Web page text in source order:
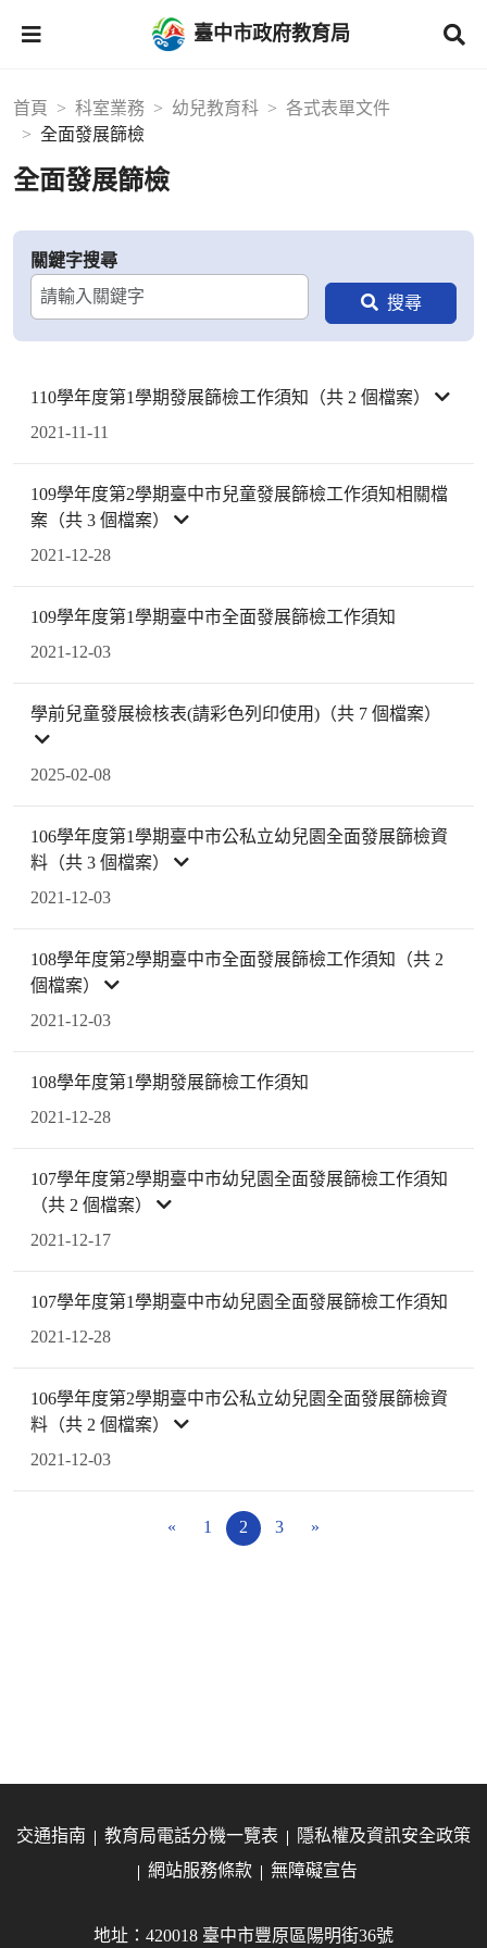
臺中市政府教育局
首頁 科室業務 幼兒教育科
各式表單文件
全面發展篩檢
全面發展篩檢
關鍵字搜尋
110學年度第1學期發展篩檢工作須知（共 2 個檔案）
2021-11-11
109學年度第2學期臺中市兒童發展篩檢工作須知相關檔
案（共 3 個檔案）
2021-12-28
109學年度第1學期臺中市全面發展篩檢工作須知
2021-12-03
學前兒童發展檢核表(請彩色列印使用)（共 7 個檔案）
2025-02-08
106學年度第1學期臺中市公私立幼兒園全面發展篩檢資
料（共 3 個檔案）
2021-12-03
108學年度第2學期臺中市全面發展篩檢工作須知（共 2
個檔案）
2021-12-03
108學年度第1學期發展篩檢工作須知
2021-12-28
107學年度第2學期臺中市幼兒園全面發展篩檢工作須知
（共 2 個檔案）
2021-12-17
107學年度第1學期臺中市幼兒園全面發展篩檢工作須知
2021-12-28
106學年度第2學期臺中市公私立幼兒園全面發展篩檢資
料（共 2 個檔案）
2021-12-03
« 1 2 3 »
交通指南 教育局電話分機一覽表
隱私權及資訊安全政策
網站服務條款
無障礙宣告
地址：420018 臺中市豐原區陽明街36號